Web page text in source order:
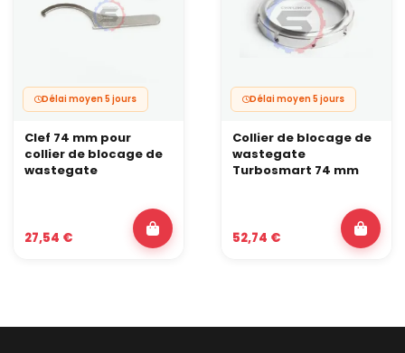
Délai moyen 5 jours
Clef 74 mm pour
collier de blocage de
wastegate
27,54 €
Délai moyen 5 jours
Collier de blocage de
wastegate
Turbosmart 74 mm
52,74 €